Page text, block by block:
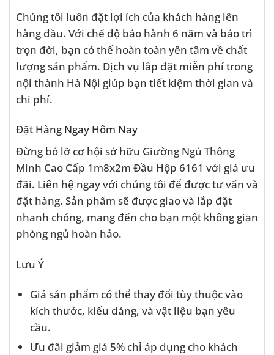
Chúng tôi luôn đặt lợi ích của khách hàng lên
hàng đầu. Với chế độ bảo hành 6 năm và bảo trì
trọn đời, bạn có thể hoàn toàn yên tâm về chất
lượng sản phẩm. Dịch vụ lắp đặt miễn phí trong
nội thành Hà Nội giúp bạn tiết kiệm thời gian và
chi phí.
Đặt Hàng Ngay Hôm Nay
Đừng bỏ lỡ cơ hội sở hữu Giường Ngủ Thông
Minh Cao Cấp 1m8x2m Đầu Hộp 6161 với giá ưu
đãi. Liên hệ ngay với chúng tôi để được tư vấn và
đặt hàng. Sản phẩm sẽ được giao và lắp đặt
nhanh chóng, mang đến cho bạn một không gian
phòng ngủ hoàn hảo.
Lưu Ý
Giá sản phẩm có thể thay đổi tùy thuộc vào
kích thước, kiểu dáng, và vật liệu bạn yêu
cầu.
Ưu đãi giảm giá 5% chỉ áp dụng cho khách